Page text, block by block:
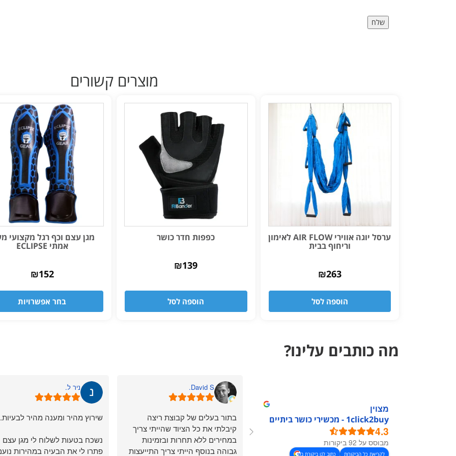
מוצרים קשורים
ערסל יוגה אווירי AIR FLOW לאימון
וריחוף בבית
₪263
הוספה לסל
כפפות חדר כושר
₪139
הוספה לסל
מגן עצם וכף רגל מקצועי
אמתי ECLIPSE
₪152
בחר אפשרויות
מה כותבים עלינו?
מצוין
1click2buy - מכשירי כושר ביתיים
4.3
מבוסס על 92 ביקורות
לקריאת כל הביקורות כתוב לנו ביקורת ב
David S.
בתור בעלים של קבוצת ריצה
קיבלתי את כל הציוד שהייתי צריך
במחירים ללא תחרות ובזמינות
גבוהה בנוסף הייתי צריך התייעצות
ניר ל.
שירוץ מהיר ומענה מהיר לבעיות.
נשכח בטעות לשלוח לי מגן עצם
פתרו לי את הבעיה במהירות